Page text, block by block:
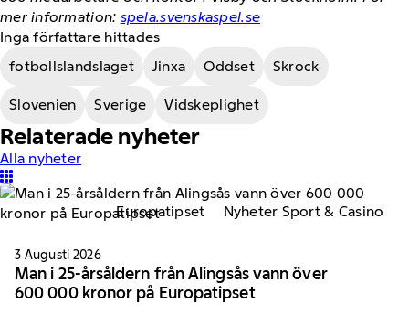
mer information: spela.svenskaspel.se
Inga författare hittades
fotbollslandslaget
Jinxa Oddset Skrock
Slovenien Sverige Vidskeplighet
Relaterade nyheter
Alla nyheter
Europatipset Nyheter Sport & Casino
3 Augusti 2026
Man i 25-årsåldern från Alingsås vann över
600 000 kronor på Europatipset